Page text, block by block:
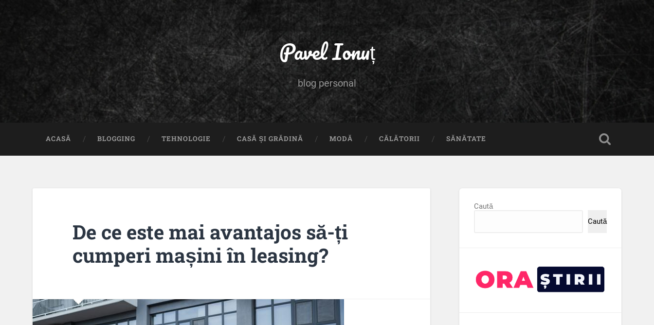
Pavel Ionuț
blog personal
ACASĂ BLOGGING TEHNOLOGIE CASĂ ȘI GRĂDINĂ MODĂ CĂLĂTORII SĂNĂTATE
De ce este mai avantajos să-ți
cumperi mașini în leasing?
Caută
Caută